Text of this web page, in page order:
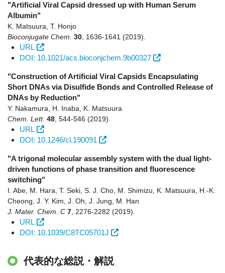
"Artificial Viral Capsid dressed up with Human Serum
Albumin"
K. Matsuura, T. Honjo
Bioconjugate Chem. 30 1636-1641 (2019)
URL
DOI: 10.1021/acs.bioconjchem.9b00327
"Construction of Artificial Viral Capsids Encapsulating
Short DNAs via Disulfide Bonds and Controlled Release of
DNAs by Reduction"
Y. Nakamura, H. Inaba, K. Matsuura
Chem. Lett. 48 544-546 (2019)
URL
DOI: 10.1246/cl.190091
"A trigonal molecular assembly system with the dual light-
driven functions of phase transition and fluorescence
switching"
I. Abe, M. Hara, T. Seki, S. J. Cho, M. Shimizu, K. Matsuura, H.-K.
Cheong, J. Y. Kim, J. Oh, J. Jung, M. Han
J. Mater. Chem. C 7 2276-2282 (2019)
URL
DOI: 10.1039/C8TC05701J
代表的な総説・解説